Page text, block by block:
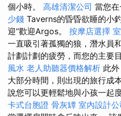
個小時。 高雄清潔公司 當您
少錢 Taverns的昏昏欲睡的小
迎“歡迎Argos。 按摩店選擇
一直吸引著孤獨的狼，潛水員
計劃計劃的疲勞，而您的主要
風水 老人助聽器價格解析 此
大部分時間，則出現的旅行成
說您可以更輕鬆地與小孩一起
卡式台胞證 骨灰罈 室內設計公